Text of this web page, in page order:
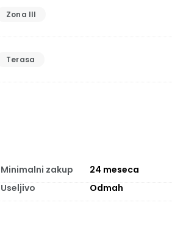
Zona III
Terasa
Minimalni zakup 24 meseca
Useljivo Odmah